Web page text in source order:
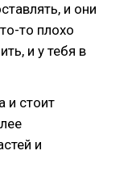
и они
то плохо
и у тебя в
и стоит
и